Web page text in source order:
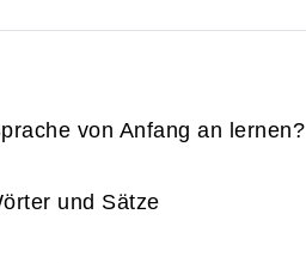
von Anfang an lernen?
und Sätze